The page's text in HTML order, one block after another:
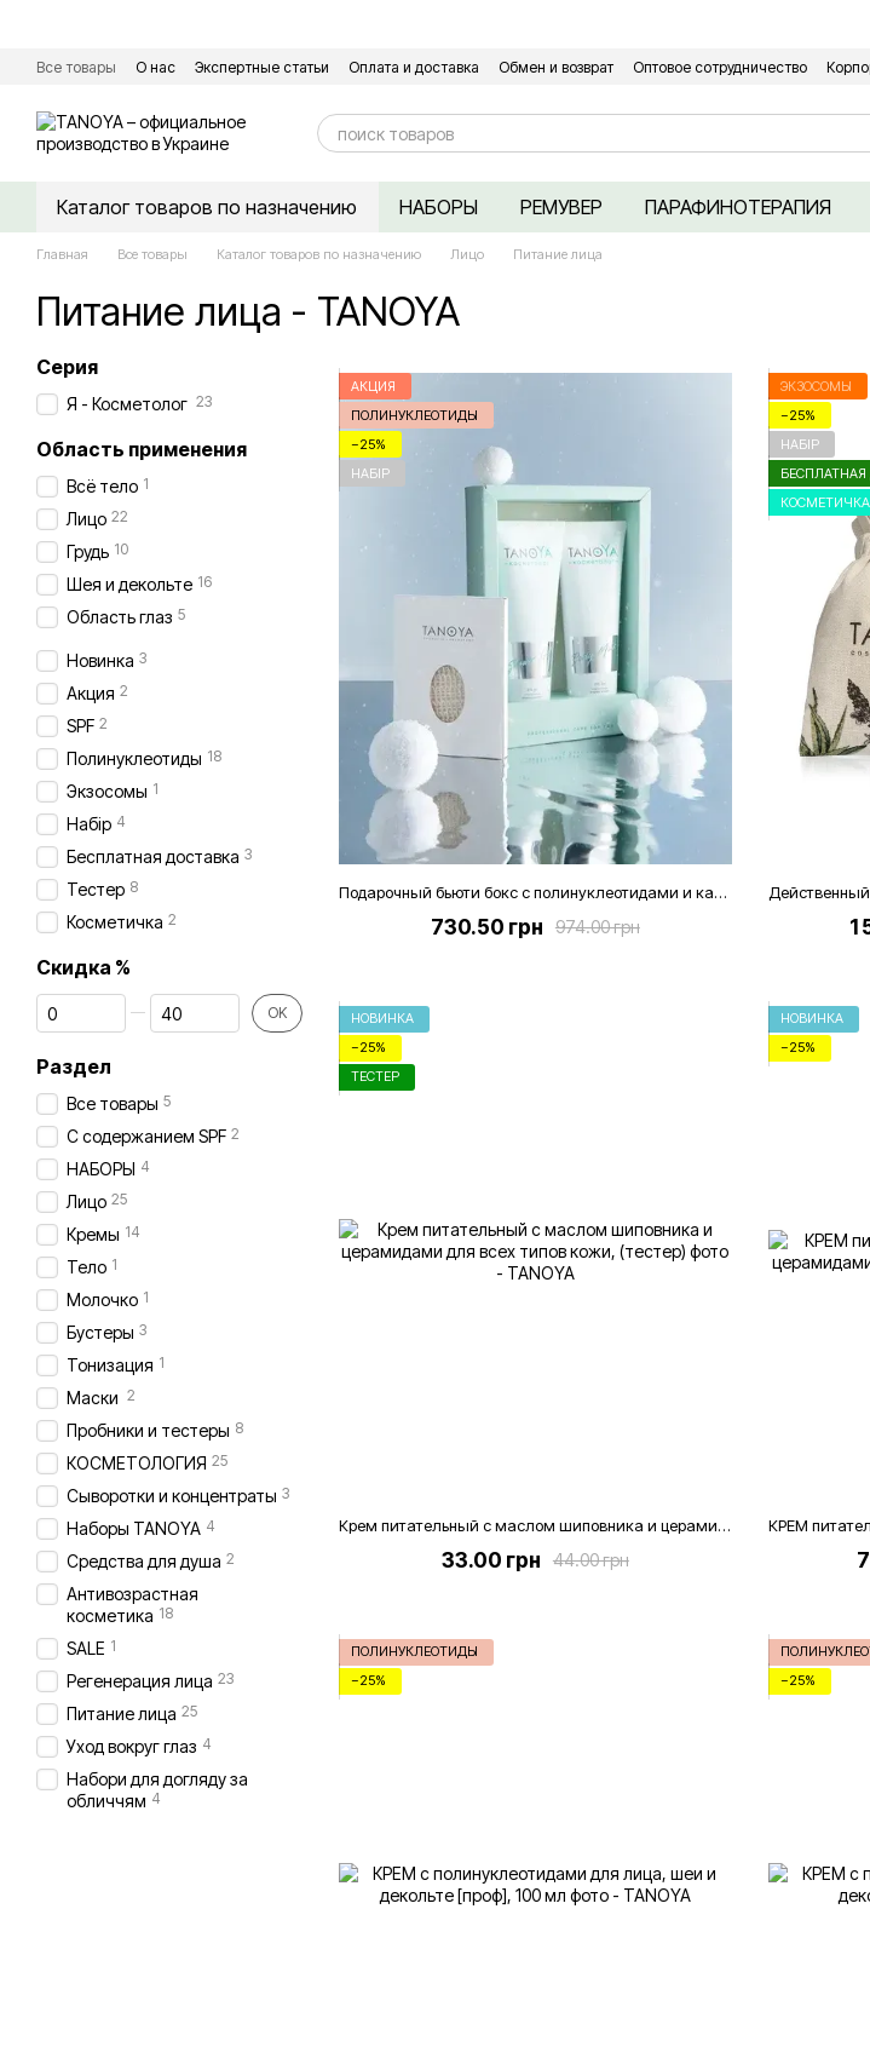
Все товары О нас Экспертные статьи Оплата и доставка Обмен и возврат Оптовое сотрудничество
Каталог товаров по назначению НАБОРЫ РЕМУВЕР ПАРАФИНОТЕРАПИЯ
Главная Все товары Каталог товаров по назначению Лицо Питание лица
Питание лица - TANOYA
АКЦИЯ
ПОЛИНУКЛЕОТИДЫ
−25%
НАБІР
Подарочный бьюти бокс с полинуклеотидами и кашемиром, 3 продукта + коробка
974.00 грн
730.50 грн
ЭКЗОСОМЫ
−25%
НАБІР
БЕСПЛАТНАЯ
КОСМЕТИЧКА
1
НОВИНКА
−25%
ТЕСТЕР
Крем питательный с маслом шиповника и церамидами для всех типов кожи, 4 мл (тестер)
44.00 грн
33.00 грн
НОВИНКА
−25%
ПОЛИНУКЛЕОТИДЫ
−25%
−25%
Серия
Я - Косметолог 23
Область применения
Всё тело 1
Лицо 22
Грудь 10
Шея и декольте 16
Область глаз 5
Новинка 3
Акция 2
SPF 2
Полинуклеотиды 18
Экзосомы 1
Набір 4
Бесплатная доставка 3
Тестер 8
Косметичка 2
Скидка %
От Скидка %
До Скидка % OK
Раздел
Все товары 5
С содержанием SPF 2
НАБОРЫ 4
Лицо 25
Кремы 14
Тело 1
Молочко 1
Бустеры 3
Тонизация 1
Маски 2
Пробники и тестеры 8
КОСМЕТОЛОГИЯ 25
Сыворотки и концентраты 3
Наборы TANOYA 4
Средства для душа 2
Антивозрастная
косметика 18
SALE 1
Регенерация лица 23
Питание лица 25
Уход вокруг глаз 4
Набори для догляду за
обличчям 4